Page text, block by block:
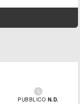

PUBBLICO N.D.